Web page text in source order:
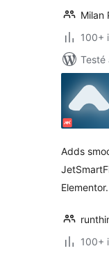
Milan
100+
Testé
Adds
Elementor.
100+